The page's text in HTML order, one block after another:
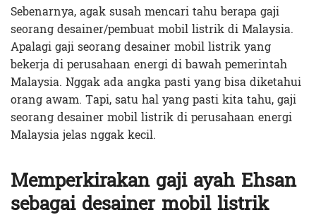
Sebenarnya, agak susah mencari tahu berapa gaji
seorang desainer/pembuat mobil listrik di Malaysia.
Apalagi gaji seorang desainer mobil listrik yang
bekerja di perusahaan energi di bawah pemerintah
Malaysia. Nggak ada angka pasti yang bisa diketahui
orang awam. Tapi, satu hal yang pasti kita tahu, gaji
seorang desainer mobil listrik di perusahaan energi
Malaysia jelas nggak kecil.
Memperkirakan gaji ayah Ehsan
sebagai desainer mobil listrik